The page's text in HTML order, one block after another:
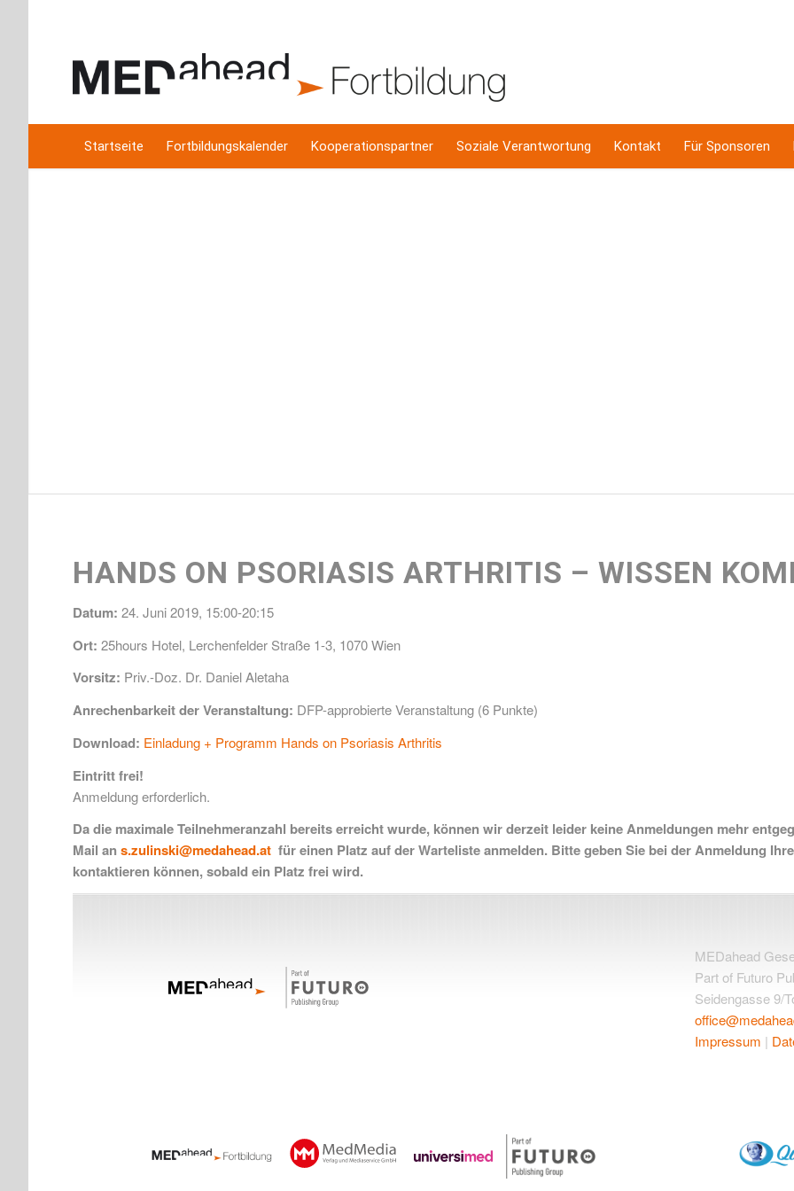
Startseite Fortbildungskalender Kooperationspartner Soziale Verantwortung Kontakt Für Sponsoren
HANDS ON PSORIASIS ARTHRITIS – WISSEN
Datum: 24. Juni 2019, 15:00-20:15
Ort: 25hours Hotel, Lerchenfelder Straße 1-3, 1070 Wien
Vorsitz: Priv.-Doz. Dr. Daniel Aletaha
Anrechenbarkeit der Veranstaltung: DFP-approbierte Veranstaltung (6 Punkte)
Download: Einladung + Programm Hands on Psoriasis Arthritis
Eintritt frei!
Anmeldung erforderlich.
Da die maximale Teilnehmeranzahl bereits erreicht wurde, können wir derzeit leider keine Anmeldungen mehr
Mail an s.zulinski@medahead.at für einen Platz auf der Warteliste anmelden. Bitte geben Sie bei der Anmeldung
kontaktieren können, sobald ein Platz frei wird.
MEDahead
Part of Futuro
Seidengasse 9/
Impressum |